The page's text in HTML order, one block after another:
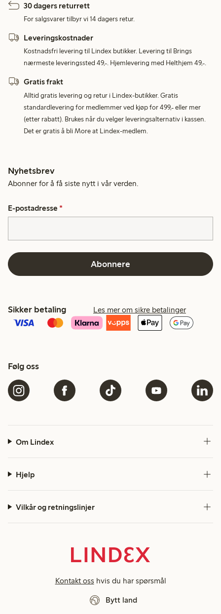
30 dagers returrett
For salgsvarer tilbyr vi 14 dagers retur.
Leveringskostnader
Kostnadsfri levering til Lindex butikker. Levering til Brings
nærmeste leveringssted 49,-. Hjemlevering med Helthjem 49,-.
Gratis frakt
Alltid gratis levering og retur i Lindex-butikker. Gratis
standardlevering for medlemmer ved kjøp for 499,- eller mer
(etter rabatt). Brukes når du velger leveringsalternativ i kassen.
Det er gratis å bli More at Lindex-medlem.
Nyhetsbrev
Abonner for å få siste nytt i vår verden.
E-postadresse *
Abonnere
Sikker betaling Les mer om sikre betalinger
Følg oss
Om Lindex
Hjelp
Vilkår og retningslinjer
Kontakt oss hvis du har spørsmål
Bytt land